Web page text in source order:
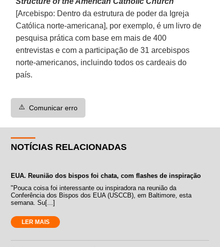
[Arcebispo: Dentro da estrutura de poder da Igreja
Católica norte-americana], por exemplo, é um livro de
pesquisa prática com base em mais de 400
entrevistas e com a participação de 31 arcebispos
norte-americanos, incluindo todos os cardeais do
país.
⚠️ Comunicar erro
NOTÍCIAS RELACIONADAS
EUA. Reunião dos bispos foi chata, com flashes de inspiração
"Pouca coisa foi interessante ou inspiradora na reunião da
Conferência dos Bispos dos EUA (USCCB), em Baltimore, esta
semana. Su[...]
LER MAIS